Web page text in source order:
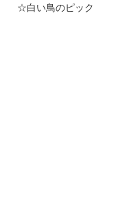
☆白い鳥のピック